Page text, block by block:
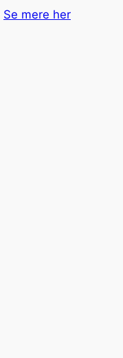
Se mere her